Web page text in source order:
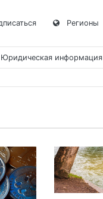
Регионы
Юридическая информация